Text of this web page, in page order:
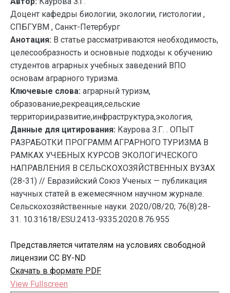
Доцент кафедры биологии, экологии, гистологии ,
СПБГУВМ , Санкт-Петербург
Анотация: В статье рассматриваются необходимость,
целесообразность и основные подходы к обучению
студентов аграрных учебных заведений ВПО
основам аграрного туризма.
Ключевые слова: аграрный туризм,
образование,рекреация,сельские
территории,развитие,инфраструктура,экология,
Данные для цитирования: Каурова З.Г. . ОПЫТ
РАЗРАБОТКИ ПРОГРАММ АГРАРНОГО ТУРИЗМА В
РАМКАХ УЧЕБНЫХ КУРСОВ ЭКОЛОГИЧЕСКОГО
НАПРАВЛЕНИЯ В СЕЛЬСКОХОЗЯЙСТВЕННЫХ ВУЗАХ
(28-31) // Евразийский Союз Ученых — публикация
научных статей в ежемесячном научном журнале.
Сельскохозяйственные науки. 2020/08/20; 76(8):28-
31. 10.31618/ESU.2413-9335.2020.8.76.955
Представляется читателям на условиях свободной
лицензии CC BY-ND
Скачать в формате PDF
View Fullscreen